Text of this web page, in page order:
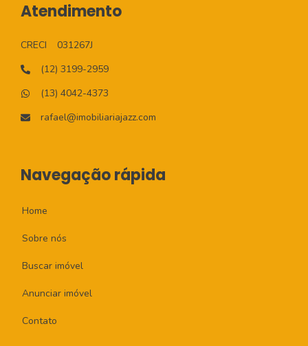
Atendimento
CRECI
031267J
(12) 3199-2959
(13) 4042-4373
rafael@imobiliariajazz.com
Navegação rápida
Home
Sobre nós
Buscar imóvel
Anunciar imóvel
Contato